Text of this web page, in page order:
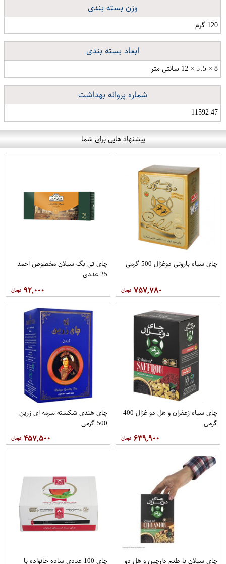
وزن بسته بندی
120 گرم
ابعاد بسته بندی
8 × 5.5 × 12 سانتی متر
شماره پروانه بهداشت
47 11592
پیشنهاد هایی برای شما
چای سیاه باروتی دوغزال 500 گرمی
۷۵۷,۷۸۰
چای تی بگ سیلان مخصوص احمد
25 عددی
۹۲,۰۰۰
چای سیاه زعفران و هل دو غزال 400
گرمی
۶۳۹,۹۰۰
چای هندی شکسته سرمه ای زرین
500 گرمی
۴۵۷,۵۰۰
چای سیلان با طعم دارچین و هل دو چای 100 عددی ساده خانواده با